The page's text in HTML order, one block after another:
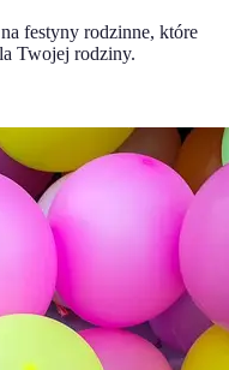
festyny rodzinne, które
Twojej rodziny.